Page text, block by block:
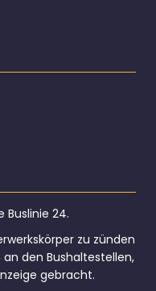
Buslinie 24.
zu zünden
den Bushaltestellen,
gebracht.